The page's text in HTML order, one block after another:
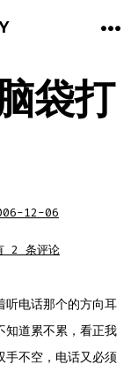
袋打
12-06
？
2 条评论
听电话那个的方向耳
知道累不累，看正我
手不空，电话又必须